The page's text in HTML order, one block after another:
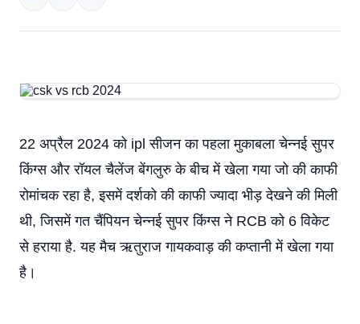
22 अप्रैल 2024 को ipl सीजन का पहला मुकाबला चेन्नई सुपर
किंग्स और रॉयल चैलेंज बेंगलुरु के बीच में खेला गया जो की काफी
रोमांचक रहा है, इसमें दर्शको की काफी ज्यादा भीड़ देखने की मिली
थी, जिसमें गत चैंपियन चेन्नई सुपर किंग्स ने RCB को 6 विकेट
से हराया है. यह मैच ऋतुराज गायकवाड़ की कप्तानी में खेला गया
है।